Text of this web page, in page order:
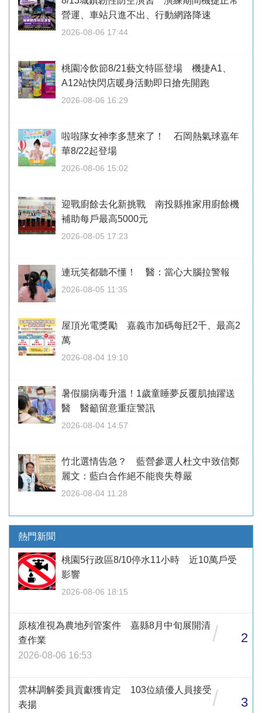
營運、車站只進不出、行動網路降速
2026-08-06 17:44
桃園冷飲節8/21藝文特區登場 機捷A1、
A12站快閃店暖身活動即日搶先開跑
2026-08-06 16:29
啦啦隊女神李多慧來了！ 石岡熱氣球嘉年
華8/22起登場
2026-08-06 15:02
迎戰廚餘去化新挑戰 南投縣推家用廚餘機
補助每戶最高5000元
2026-08-05 17:23
連玩笑都聽不懂！ 醫：當心大腦拉警報
2026-08-05 11:35
屋頂光電獎勵 嘉義市加碼每瓩2千、最高2
萬
2026-08-04 19:10
暑假腸病毒升溫！1歲童睡夢反覆肌抽躍送
醫 醫籲留意重症警訊
2026-08-04 14:57
竹北選情告急？ 藍營參選人杜文中致信鄭
麗文：藍白合作絕不能喪失尊嚴
2026-08-04 11:28
熱門新聞
桃園5行政區8/10停水11小時 近10萬戶受
影響
2026-08-06 18:15
原核准視為農地列管案件 嘉縣8月中旬展開清
查作業
2026-08-06 16:53
/ 2
雲林調解委員貢獻獲肯定 103位績優人員接受
表揚
/ 3